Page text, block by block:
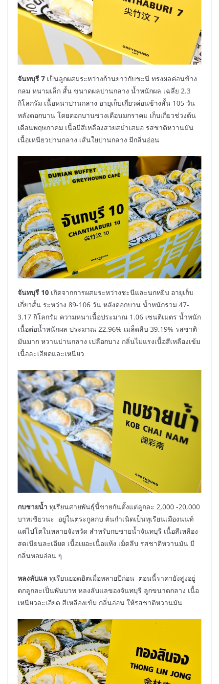
จันทบุรี 7 เป็นลูกผสมระหว่างก้านยาวกับชะนี ทรงผลค่อนข้าง
กลม หนามเล็ก สั้น ขนาดผลปานกลาง น้ำหนักผล เฉลี่ย 2.3
กิโลกรัม เนื้อหนาปานกลาง อายุเก็บเกี่ยวค่อนข้างสั้น 105 วัน
หลังดอกบาน โดยดอกบานช่วงเดือนมกราคม เก็บเกี่ยวช่วงต้น
เดือนพฤษภาคม เนื้อมีสีเหลืองสวยสม่ำเสมอ รสชาติหวานมัน
เนื้อเหนียวปานกลาง เส้นใยปานกลาง มีกลิ่นอ่อน
จันทบุรี 10 เกิดจากการผสมระหว่างชะนีและนกหยิบ อายุเก็บ
เกี่ยวสั้น ระหว่าง 89-106 วัน หลังดอกบาน น้ำหนักรวม 47-
3.17 กิโลกรัม ความหนาเนื้อประมาณ 1.06 เซนติเมตร น้ำหนัก
เนื้อต่อน้ำหนักผล ประมาณ 22.96% เมล็ดลีบ 39.19% รสชาติ
มันมาก หวานปานกลาง เปลือกบาง กลิ่นไม่แรงเนื้อสีเหลืองเข้ม
เนื้อละเอียดและเหนียว
กบชายน้ำ ทุเรียนสายพันธุ์นี้ขายกันตั้งแต่ลูกละ 2,000 -20,000
บาทเชียวนะ อยู่ในตระกูลกบ ต้นกำเนิดเป็นทุเรียนเมืองนนท์
แต่ไปโตในหลายจังหวัด สำหรับกบชายน้ำจันทบุรี เนื้อสีเหลือง
สดเนียนละเอียด เนื้อเยอะเนื้อแห้ง เม็ดลีบ รสชาติหวานมัน มี
กลิ่นหอมอ่อน ๆ
หลงลับแล ทุเรียนยอดฮิตเมื่อหลายปีก่อน ตอนนี้ราคายังสูงอยู่
ตกลูกละเป็นพันบาท หลงลับแลของจันทบุรี ลูกขนาดกลาง เนื้อ
เหนียวละเอียด สีเหลืองเข้ม กลิ่นอ่อน ให้รสชาติหวานมัน